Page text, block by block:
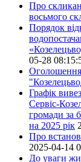
Про
восьмого
Порядок
05-28
Оголошення
Графік
Сервіс-
громади за
на 2025 рік
Про
2025-04-14
До уваги